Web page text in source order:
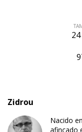
Zidrou
Nacido
afincado